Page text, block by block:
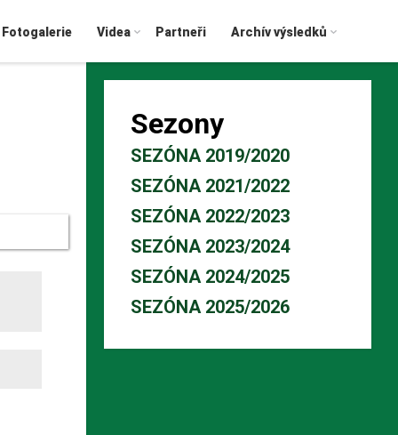
Fotogalerie Videa Partneři Archív výsledků
Sezony
SEZÓNA 2019/2020
SEZÓNA 2021/2022
SEZÓNA 2022/2023
SEZÓNA 2023/2024
SEZÓNA 2024/2025
SEZÓNA 2025/2026